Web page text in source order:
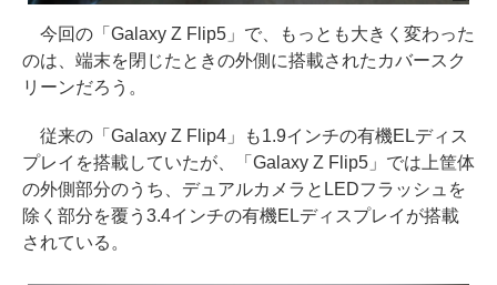
今回の「Galaxy Z Flip5」で、もっとも大きく変わった
のは、端末を閉じたときの外側に搭載されたカバースク
リーンだろう。
従来の「Galaxy Z Flip4」も1.9インチの有機ELディス
プレイを搭載していたが、「Galaxy Z Flip5」では上筐体
の外側部分のうち、デュアルカメラとLEDフラッシュを
除く部分を覆う3.4インチの有機ELディスプレイが搭載
されている。